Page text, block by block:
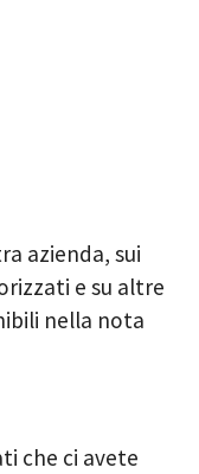
azienda, sui
e su altre
nella nota
che ci avete